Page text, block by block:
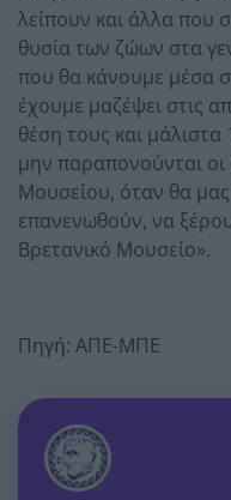
λείπουν και άλλα που
θυσία των ζώων στα
που θα κάνουμε μέσα
έχουμε μαζέψει στις
θέση τους και
μην παραπονούνται οι
Μουσείου, όταν θα
επανενωθούν, να
Βρετανικό Μουσείο».
Πηγή: ΑΠΕ-ΜΠΕ